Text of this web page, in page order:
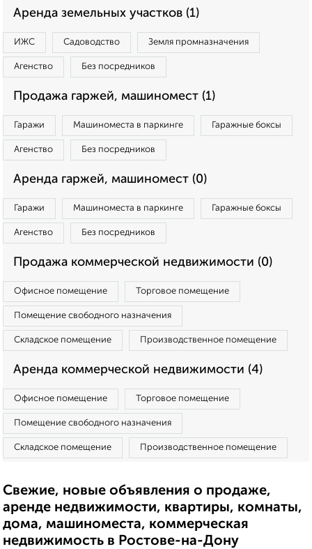
Аренда земельных участков (1)
ИЖС Садоводство Земля промназначения
Агенство Без посредников
Продажа гаржей, машиномест (1)
Гаражи Машиноместа в паркинге Гаражные боксы
Агенство Без посредников
Аренда гаржей, машиномест (0)
Гаражи Машиноместа в паркинге Гаражные боксы
Агенство Без посредников
Продажа коммерческой недвижимости (0)
Офисное помещение Торговое помещение
Помещение свободного назначения
Складское помещение Производственное помещение
Аренда коммерческой недвижимости (4)
Офисное помещение Торговое помещение
Помещение свободного назначения
Складское помещение Производственное помещение
Свежие, новые объявления о продаже,
аренде недвижимости, квартиры, комнаты,
дома, машиноместа, коммерческая
недвижимость в Ростове-на-Дону